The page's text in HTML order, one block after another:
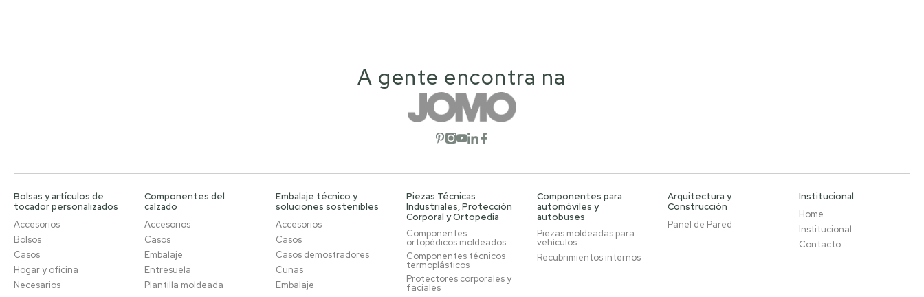
A gente encontra na
Abrir red social
Abrir red social
Abrir red social
Abrir red social
Abrir red social
Bolsas y artículos de
tocador personalizados
Accesorios
Bolsos
Casos
Hogar y oficina
Necesarios
Componentes del
calzado
Accesorios
Casos
Embalaje
Entresuela
Plantilla moldeada
Embalaje técnico y
soluciones sostenibles
Accesorios
Casos
Casos demostradores
Cunas
Embalaje
Piezas Técnicas
Industriales, Protección
Corporal y Ortopedia
Componentes
ortopédicos moldeados
Componentes técnicos
termoplásticos
Protectores corporales y
faciales
Componentes para
automóviles y
autobuses
Piezas moldeadas para
vehículos
Recubrimientos internos
Arquitectura y
Construcción
Panel de Pared
Institucional
Home
Institucional
Contacto